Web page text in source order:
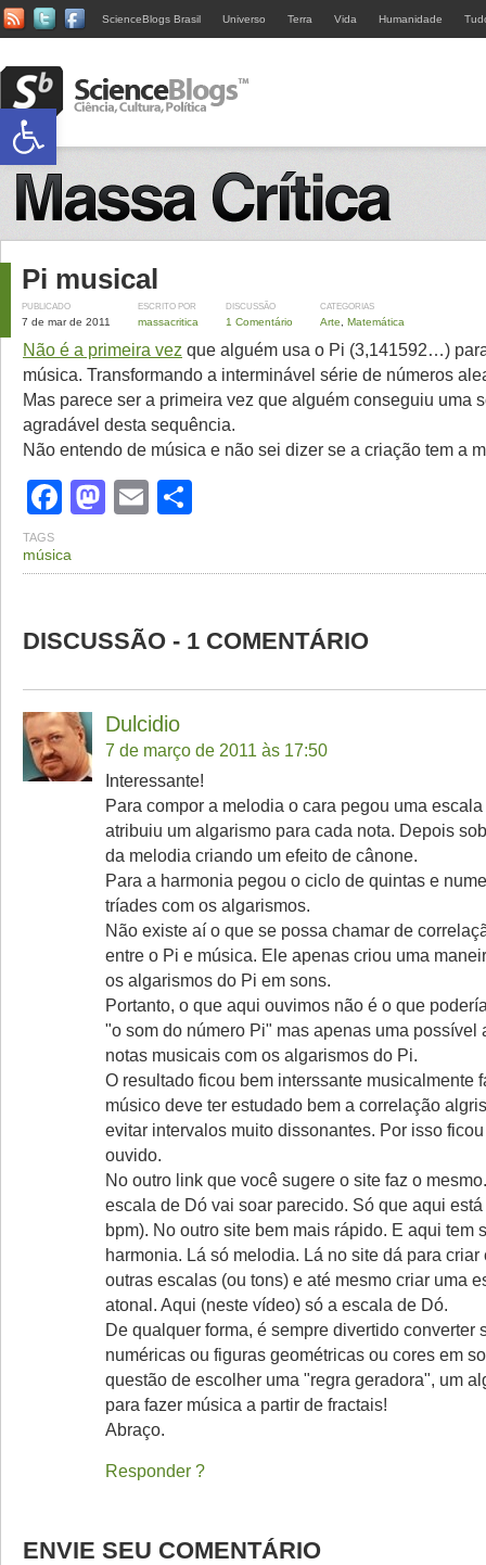
ScienceBlogs Brasil Universo Terra Vida Humanidade
Pi musical
PUBLICADO
7 de mar de 2011
ESCRITO POR
massacritica
DISCUSSÃO
1 Comentário
CATEGORIAS
Arte Matemática
Não é a primeira vez que alguém usa o Pi (3,141592…)
música. Transformando a interminável série de números
Mas parece ser a primeira vez que alguém conseguiu uma
agradável desta sequência.
Não entendo de música e não sei dizer se a criação tem a
Facebook
Mastodon
Email
TAGS
música
DISCUSSÃO - 1 COMENTÁRIO
Dulcidio
7 de março de 2011 às 17:50
Interessante!
Para compor a melodia o cara pegou uma
atribuiu um algarismo para cada nota. Depois
da melodia criando um efeito de cânone.
Para a harmonia pegou o ciclo de quintas e
tríades com os algarismos.
Não existe aí o que se possa chamar de
entre o Pi e música. Ele apenas criou uma
os algarismos do Pi em sons.
Portanto, o que aqui ouvimos não é o que
"o som do número Pi" mas apenas uma possível
notas musicais com os algarismos do Pi.
O resultado ficou bem interssante musicalmente
músico deve ter estudado bem a correlação
evitar intervalos muito dissonantes. Por isso
ouvido.
No outro link que você sugere o site faz o
escala de Dó vai soar parecido. Só que aqui
bpm). No outro site bem mais rápido. E aqui tem
harmonia. Lá só melodia. Lá no site dá para criar
outras escalas (ou tons) e até mesmo criar uma
atonal. Aqui (neste vídeo) só a escala de Dó.
De qualquer forma, é sempre divertido converter
numéricas ou figuras geométricas ou cores em
questão de escolher uma "regra geradora", um
para fazer música a partir de fractais!
Abraço.
Responder
ENVIE SEU COMENTÁRIO
Abrir a barra de ferramentas